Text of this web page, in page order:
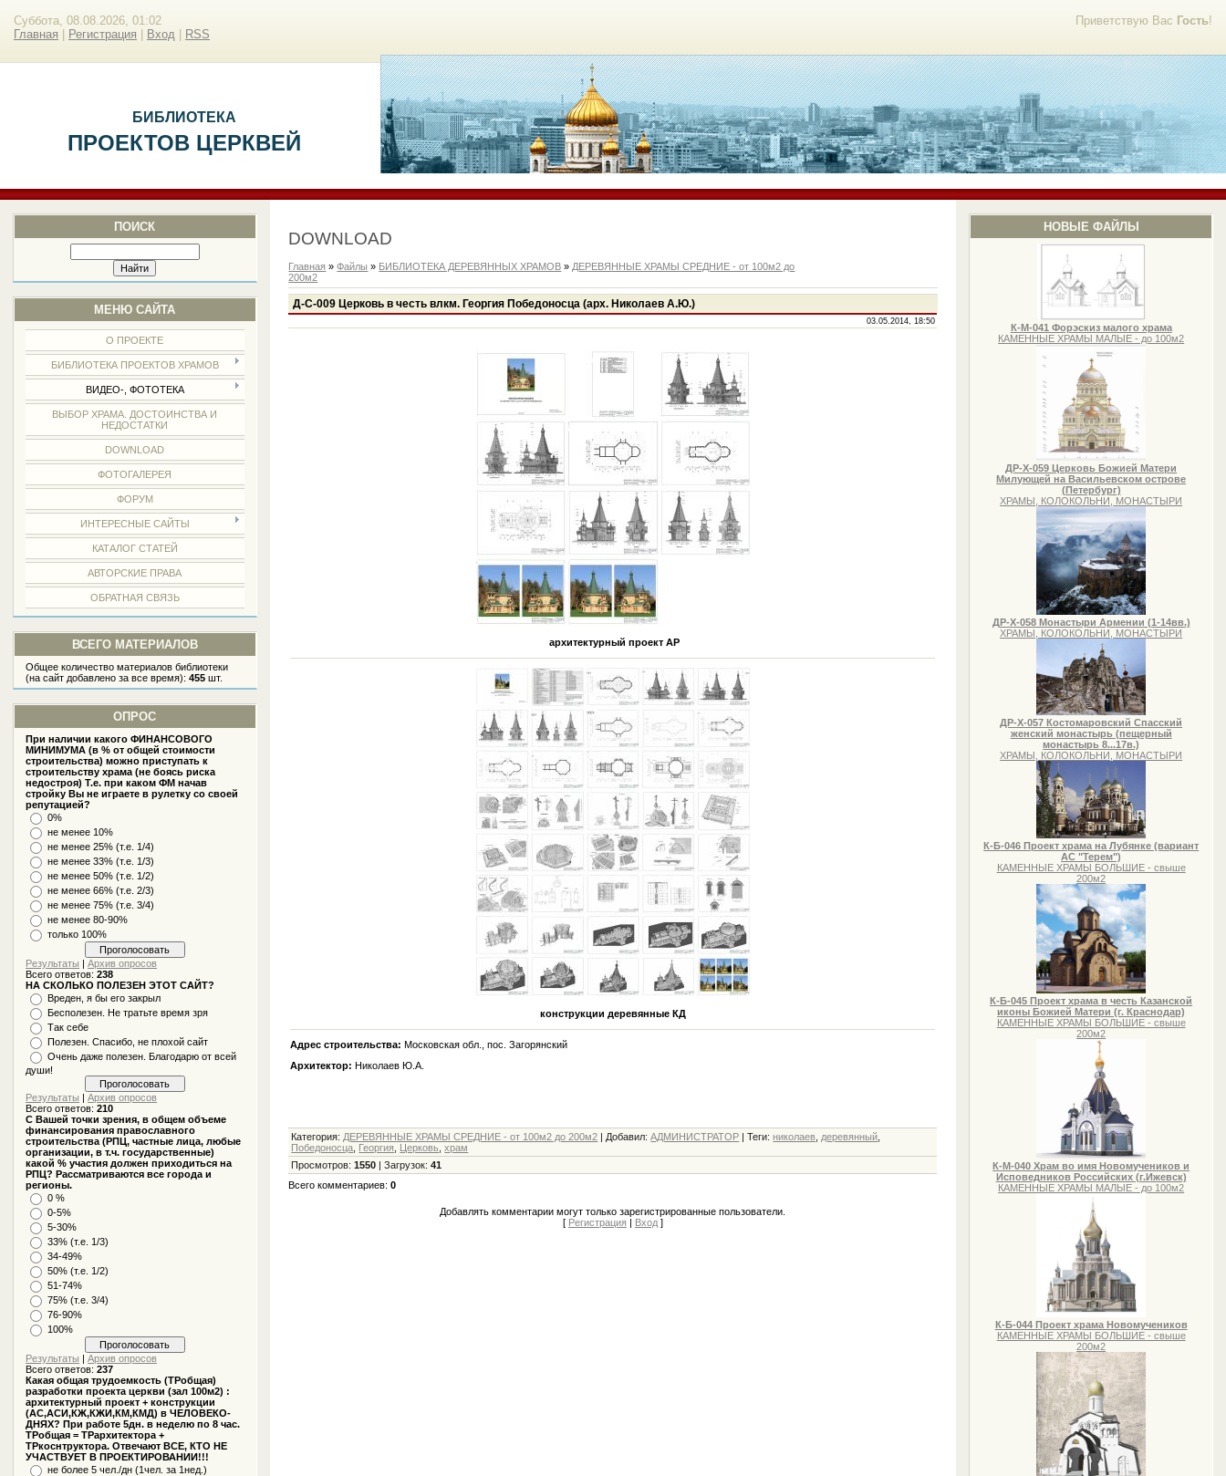
Приветствую Вас Гость!
Суббота, 08.08.2026, 01:02
Главная
Регистрация Вход RSS
БИБЛИОТЕКА
ПРОЕКТОВ ЦЕРКВЕЙ
ПОИСК
МЕНЮ САЙТА
О ПРОЕКТЕ
БИБЛИОТЕКА ПРОЕКТОВ ХРАМОВ
ВИДЕО-, ФОТОТЕКА
ВЫБОР ХРАМА. ДОСТОИНСТВА И
НЕДОСТАТКИ
DOWNLOAD
ФОТОГАЛЕРЕЯ
ФОРУМ
ИНТЕРЕСНЫЕ САЙТЫ
КАТАЛОГ СТАТЕЙ
АВТОРСКИЕ ПРАВА
ОБРАТНАЯ СВЯЗЬ
ВСЕГО МАТЕРИАЛОВ
Общее количество материалов библиотеки
(на сайт добавлено за все время):455 шт.
ОПРОС
При наличии какого ФИНАНСОВОГО
МИНИМУМА (в % от общей стоимости
строительства) можно приступать к
строительству храма (не боясь риска
недостроя) Т.е. при каком ФМ начав
стройку Вы не играете в рулетку со своей
репутацией?
0%
не менее 10%
не менее 25% (т.е. 1/4)
не менее 33% (т.е. 1/3)
не менее 50% (т.е. 1/2)
не менее 66% (т.е. 2/3)
не менее 75% (т.е. 3/4)
не менее 80-90%
только 100%
Результаты |Архив опросов
Всего ответов:238
НА СКОЛЬКО ПОЛЕЗЕН ЭТОТ САЙТ?
Вреден, я бы его закрыл
Бесполезен. Не тратьте время зря
Так себе
Полезен. Спасибо, не плохой сайт
Очень даже полезен. Благодарю от всей
души!
Результаты |Архив опросов
Всего ответов:210
С Вашей точки зрения, в общем объеме
финансирования православного
строительства (РПЦ, частные лица, любые
организации, в т.ч. государственные)
какой % участия должен приходиться на
РПЦ? Рассматриваются все города и
регионы.
0 %
0-5%
5-30%
33% (т.е. 1/3)
34-49%
50% (т.е. 1/2)
51-74%
75% (т.е. 3/4)
76-90%
100%
Результаты |Архив опросов
Всего ответов:237
Какая общая трудоемкость (ТРобщая)
разработки проекта церкви (зал 100м2) :
архитектурный проект + конструкции
(АС,АСИ,КЖ,КЖИ,КМ,КМД) в ЧЕЛОВЕКО-
ДНЯХ? При работе 5дн. в неделю по 8 час.
ТРобщая = ТРархитектора +
ТРкоснтруктора. Отвечают ВСЕ, КТО НЕ
УЧАСТВУЕТ В ПРОЕКТИРОВАНИИ!!!
не более 5 чел./дн (1чел. за 1нед.)
НОВЫЕ ФАЙЛЫ
К-М-041 Форэскиз малого храма
КАМЕННЫЕ ХРАМЫ МАЛЫЕ - до 100м2
ДР-Х-059 Церковь Божией Матери
Милующей на Васильевском острове
(Петербург)
ХРАМЫ, КОЛОКОЛЬНИ, МОНАСТЫРИ
ДР-Х-058 Монастыри Армении (1-14вв.)
ХРАМЫ, КОЛОКОЛЬНИ, МОНАСТЫРИ
ДР-Х-057 Костомаровский Спасский
женский монастырь (пещерный
монастырь 8...17в.)
ХРАМЫ, КОЛОКОЛЬНИ, МОНАСТЫРИ
К-Б-046 Проект храма на Лубянке (вариант
АС "Терем")
КАМЕННЫЕ ХРАМЫ БОЛЬШИЕ - свыше
200м2
К-Б-045 Проект храма в честь Казанской
иконы Божией Матери (г. Краснодар)
КАМЕННЫЕ ХРАМЫ БОЛЬШИЕ - свыше
200м2
К-М-040 Храм во имя Новомучеников и
Исповедников Российских (г.Ижевск)
КАМЕННЫЕ ХРАМЫ МАЛЫЕ - до 100м2
К-Б-044 Проект храма Новомучеников
КАМЕННЫЕ ХРАМЫ БОЛЬШИЕ - свыше
200м2
DOWNLOAD
Главная »Файлы » БИБЛИОТЕКА ДЕРЕВЯННЫХ ХРАМОВ » ДЕРЕВЯННЫЕ ХРАМЫ СРЕДНИЕ - от 100м2 до
200м2
Д-С-009 Церковь в честь влкм. Георгия Победоносца (арх. Николаев А.Ю.)
03.05.2014, 18:50
архитектурный проект АР
конструкции деревянные КД
Адрес строительства: Московская обл., пос. Загорянский
Архитектор: Николаев Ю.А.
Категория: ДЕРЕВЯННЫЕ ХРАМЫ СРЕДНИЕ - от 100м2 до 200м2 Добавил:АДМИНИСТРАТОР |Теги:николаев деревянный
Победоносца
Георгия Церковь ,храм
Просмотров:1550 |Загрузок:41
Всего комментариев:0
Добавлять комментарии могут только зарегистрированные пользователи.
[ Регистрация Вход]